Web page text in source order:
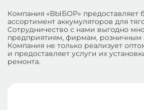
Компания «ВЫБОР» предоставляет
ассортимент аккумуляторов для
Сотрудничество с нами выгодно
предприятиям, фирмам, розничным
Компания не только реализует
и предоставляет услуги их
ремонта.